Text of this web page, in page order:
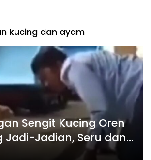
kucing dan ayam
Sengit Kucing Oren
Jadi-Jadian, Seru dan